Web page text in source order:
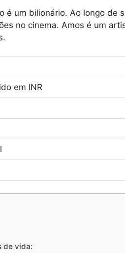
é um bilionário. Ao longo de
no cinema. Amos é um
em INR
de vida: